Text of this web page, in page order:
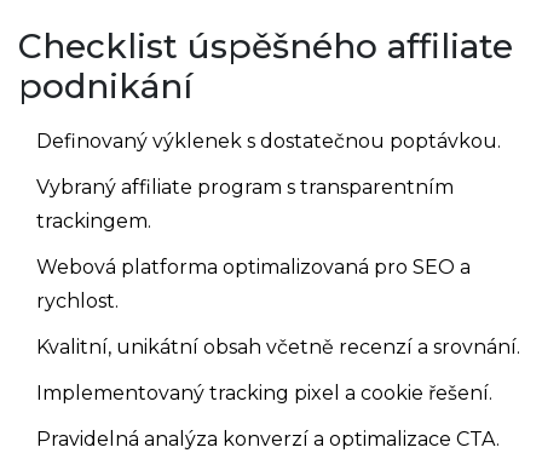
Checklist úspěšného affiliate
podnikání
Definovaný výklenek s dostatečnou poptávkou.
Vybraný affiliate program s transparentním
trackingem.
Webová platforma optimalizovaná pro SEO a
rychlost.
Kvalitní, unikátní obsah včetně recenzí a srovnání.
Implementovaný tracking pixel a cookie řešení.
Pravidelná analýza konverzí a optimalizace CTA.